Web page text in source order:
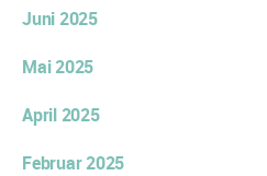
Juni 2025
Mai 2025
April 2025
Februar 2025